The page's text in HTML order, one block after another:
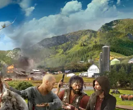
Assassin’s Creed Black